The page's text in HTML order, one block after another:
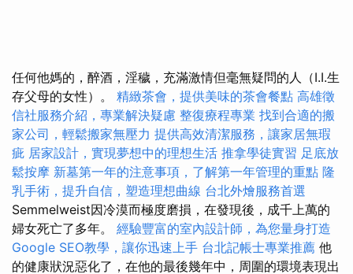
任何他媽的，醉酒，淫穢，充滿激情但毫無疑問的人（I.I.生
存父母的女性）。 精緻茶會，提供美味的茶會餐點 高雄徵
信社服務介紹，專業解決疑慮 整復療程專業 找到合適的搬
家公司，輕鬆搬家無壓力 提供高效清潔服務，讓家居無瑕
疵 居家設計，實現夢想中的理想生活 推拿學徒實習 足底放
鬆按摩 新墓第一年的注意事項，了解第一年管理的重點 隆
乳手術，提升自信，塑造理想曲線 台北外燴服務首選
Semmelweist因冷漠而極度磨損，在發現後，成千上萬的
婦女死亡了多年。 經驗豐富的室內設計師，為您量身打造
Google SEO教學，讓你迅速上手 台北記帳士專業推薦 他
的健康狀況惡化了，在他的最後幾年中，周圍的環境表現出